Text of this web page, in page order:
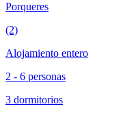
Porqueres
(2)
Alojamiento entero
2 - 6 personas
3 dormitorios